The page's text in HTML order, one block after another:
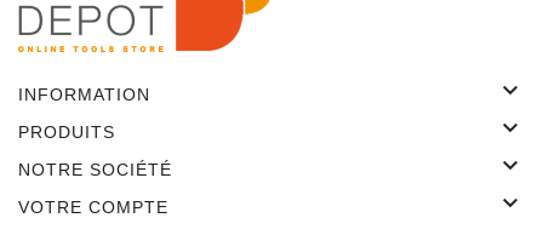
INFORMATION 
PRODUITS 
NOTRE SOCIÉTÉ 
VOTRE COMPTE 